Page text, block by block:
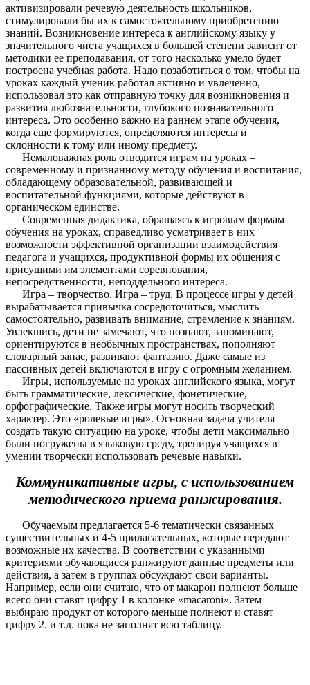
активизировали речевую деятельность школьников,
стимулировали бы их к самостоятельному приобретению
знаний. Возникновение интереса к английскому языку у
значительного чиста учащихся в большей степени зависит от
методики ее преподавания, от того насколько умело будет
построена учебная работа. Надо позаботиться о том, чтобы на
уроках каждый ученик работал активно и увлеченно,
использовал это как отправную точку для возникновения и
развития любознательности, глубокого познавательного
интереса. Это особенно важно на раннем этапе обучения,
когда еще формируются, определяются интересы и
склонности к тому или иному предмету.
Немаловажная роль отводится играм на уроках –
современному и признанному методу обучения и воспитания,
обладающему образовательной, развивающей и
воспитательной функциями, которые действуют в
органическом единстве.
Современная дидактика, обращаясь к игровым формам
обучения на уроках, справедливо усматривает в них
возможности эффективной организации взаимодействия
педагога и учащихся, продуктивной формы их общения с
присущими им элементами соревнования,
непосредственности, неподдельного интереса.
Игра – творчество. Игра – труд. В процессе игры у детей
вырабатывается привычка сосредоточиться, мыслить
самостоятельно, развивать внимание, стремление к знаниям.
Увлекшись, дети не замечают, что познают, запоминают,
ориентируются в необычных пространствах, пополняют
словарный запас, развивают фантазию. Даже самые из
пассивных детей включаются в игру с огромным желанием.
Игры, используемые на уроках английского языка, могут
быть грамматические, лексические, фонетические,
орфографические. Также игры могут носить творческий
характер. Это «ролевые игры». Основная задача учителя
создать такую ситуацию на уроке, чтобы дети максимально
были погружены в языковую среду, тренируя учащихся в
умении творчески использовать речевые навыки.
Коммуникативные игры, с использованием
методического приема ранжирования.
Обучаемым предлагается 5-6 тематически связанных
существительных и 4-5 прилагательных, которые передают
возможные их качества. В соответствии с указанными
критериями обучающиеся ранжируют данные предметы или
действия, а затем в группах обсуждают свои варианты.
Например, если они считаю, что от макарон полнеют больше
всего они ставят цифру 1 в колонке «macaroni». Затем
выбираю продукт от которого меньше полнеют и ставят
цифру 2. и т.д. пока не заполнят всю таблицу.